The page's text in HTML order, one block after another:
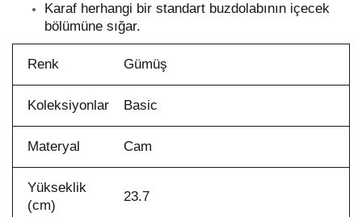
Karaf herhangi bir standart buzdolabının içecek
bölümüne sığar.
Renk Gümüş
Koleksiyonlar Basic
Materyal Cam
Yükseklik
(cm)
23.7